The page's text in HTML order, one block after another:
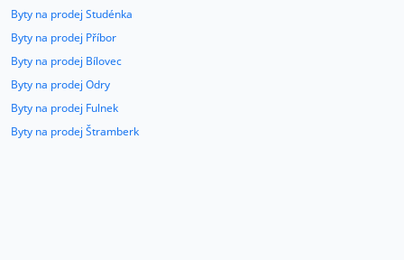
Byty na prodej Studénka
Byty na prodej Příbor
Byty na prodej Bílovec
Byty na prodej Odry
Byty na prodej Fulnek
Byty na prodej Štramberk